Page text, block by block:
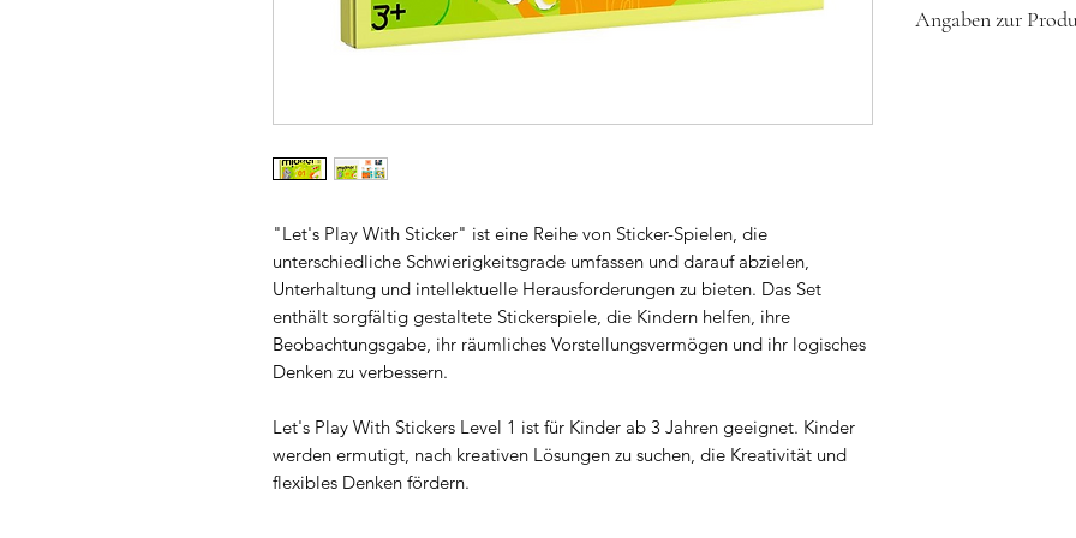
"Let's Play With Sticker" ist eine Reihe von Sticker-Spielen, die
unterschiedliche Schwierigkeitsgrade umfassen und darauf abzielen,
Unterhaltung und intellektuelle Herausforderungen zu bieten. Das Set
enthält sorgfältig gestaltete Stickerspiele, die Kindern helfen, ihre
Beobachtungsgabe, ihr räumliches Vorstellungsvermögen und ihr logisches
Denken zu verbessern.
Let's Play With Stickers Level 1 ist für Kinder ab 3 Jahren geeignet. Kinder
werden ermutigt, nach kreativen Lösungen zu suchen, die Kreativität und
flexibles Denken fördern.
Angaben zur